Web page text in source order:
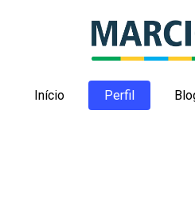
Início Perfil